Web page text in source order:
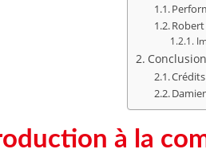
Conclusion
Crédits
à la